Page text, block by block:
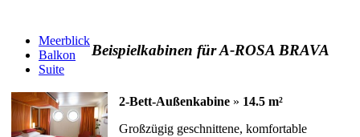
Beispielkabinen für A-ROSA BRAVA
Meerblick
Balkon
Suite
2-Bett-Außenkabine » 14.5 m²
Großzügig geschnittene, komfortable